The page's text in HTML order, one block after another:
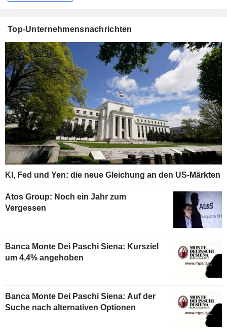
Top-Unternehmensnachrichten
KI, Fed und Yen: die neue Gleichung an den US-Märkten
Atos Group: Noch ein Jahr zum
Vergessen
Banca Monte Dei Paschi Siena: Kursziel
um 4,4% angehoben
Banca Monte Dei Paschi Siena: Auf der
Suche nach alternativen Optionen